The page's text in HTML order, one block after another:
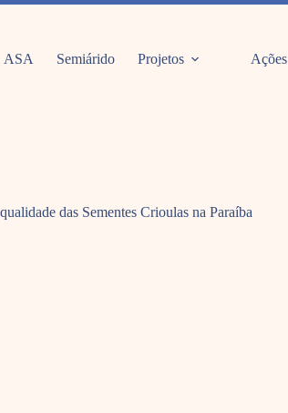
ASA Semiárido Projetos Ações
das Sementes Crioulas na Paraíba